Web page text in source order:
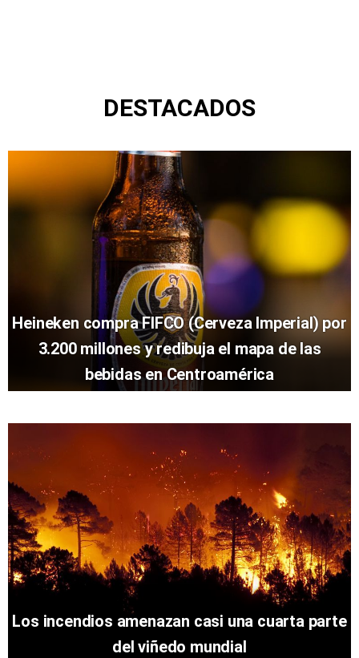
DESTACADOS
Heineken compra FIFCO (Cerveza Imperial) por
3.200 millones y redibuja el mapa de las
bebidas en Centroamérica
Los incendios amenazan casi una cuarta parte
del viñedo mundial